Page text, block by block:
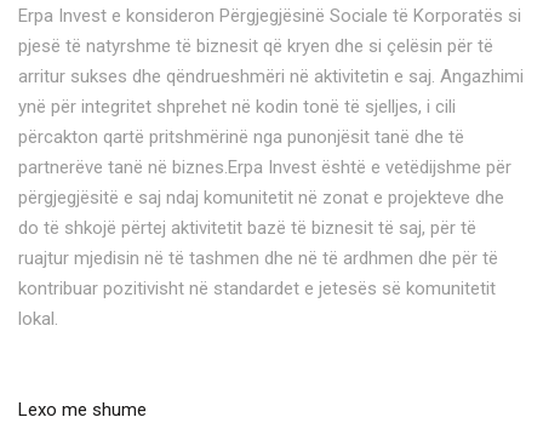
Erpa Invest e konsideron Përgjegjësinë Sociale të Korporatës si
pjesë të natyrshme të biznesit që kryen dhe si çelësin për të
arritur sukses dhe qëndrueshmëri në aktivitetin e saj. Angazhimi
ynë për integritet shprehet në kodin tonë të sjelljes, i cili
përcakton qartë pritshmërinë nga punonjësit tanë dhe të
partnerëve tanë në biznes.Erpa Invest është e vetëdijshme për
përgjegjësitë e saj ndaj komunitetit në zonat e projekteve dhe
do të shkojë përtej aktivitetit bazë të biznesit të saj, për të
ruajtur mjedisin në të tashmen dhe në të ardhmen dhe për të
kontribuar pozitivisht në standardet e jetesës së komunitetit
lokal.
Lexo me shume